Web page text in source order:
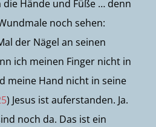
die Hände und Füße … denn
noch sehen:
der Nägel an seinen
ich meinen Finger nicht in
meine Hand nicht in seine
) Jesus ist auferstanden. Ja.
noch da. Das ist ein